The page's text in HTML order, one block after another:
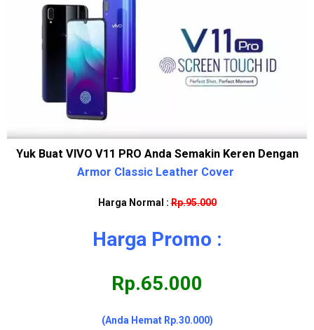
Yuk Buat VIVO V11 PRO Anda Semakin Keren Dengan
Armor Classic Leather Cover
Harga Normal :Rp.95.000
Harga Promo :
Rp.65.000
(Anda Hemat Rp.30.000)